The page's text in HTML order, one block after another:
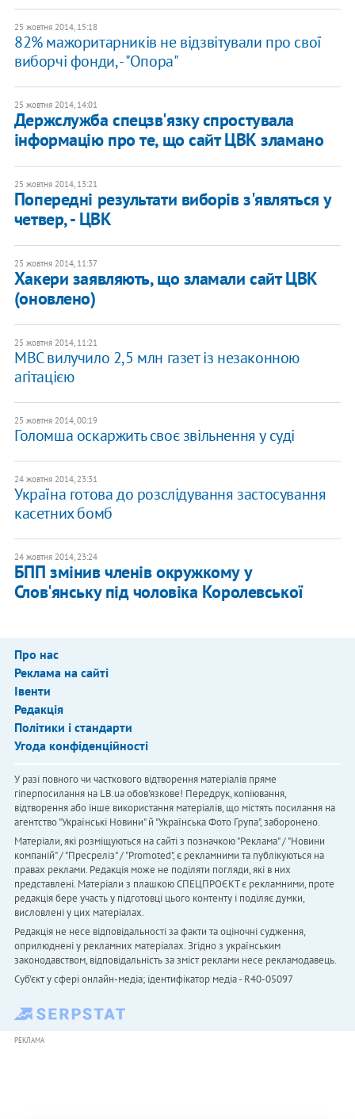
25 жовтня 2014, 15:18
82% мажоритарників не відзвітували про свої
виборчі фонди, - "Опора"
25 жовтня 2014, 14:01
Держслужба спецзв'язку спростувала
інформацію про те, що сайт ЦВК зламано
25 жовтня 2014, 13:21
Попередні результати виборів з'являться у
четвер, - ЦВК
25 жовтня 2014, 11:37
Хакери заявляють, що зламали сайт ЦВК
(оновлено)
25 жовтня 2014, 11:21
МВС вилучило 2,5 млн газет із незаконною
агітацією
25 жовтня 2014, 00:19
Голомша оскаржить своє звільнення у суді
24 жовтня 2014, 23:31
Україна готова до розслідування застосування
касетних бомб
24 жовтня 2014, 23:24
БПП змінив членів окружкому у
Слов'янську під чоловіка Королевської
Про нас
Реклама на сайті
Івенти
Редакція
Політики і стандарти
Угода конфіденційності
У разі повного чи часткового відтворення матеріалів пряме
гіперпосилання на LB.ua обов'язкове! Передрук, копіювання,
відтворення або інше використання матеріалів, що містять посилання на
агентство "Українськi Новини" й "Українська Фото Група", заборонено.
Матеріали, які розміщуються на сайті з позначкою "Реклама" / "Новини
компаній" / "Пресреліз" / "Promoted", є рекламними та публікуються на
правах реклами. Редакція може не поділяти погляди, які в них
представлені. Матеріали з плашкою СПЕЦПРОЄКТ є рекламними, проте
редакція бере участь у підготовці цього контенту і поділяє думки,
висловлені у цих матеріалах.
Редакція не несе відповідальності за факти та оціночні судження,
оприлюднені у рекламних матеріалах. Згідно з українським
законодавством, відповідальність за зміст реклами несе рекламодавець.
Cуб'єкт у сфері онлайн-медіа; ідентифікатор медіа - R40-05097
РЕКЛАМА